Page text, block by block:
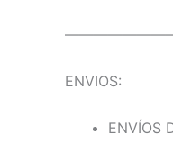
ENVIOS:
ENVÍOS